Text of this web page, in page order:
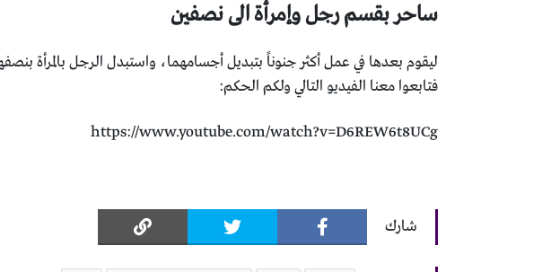
ساحر بقسم رجل وإمرأة الى نصفين
ليقوم بعدها في عمل أكثر جنوناً بتبديل أجسامهما، واستبدل الرجل بالمرأة
فتابعوا معنا الفيديو التالي ولكم الحكم:
https://www.youtube.com/watch?v=D6REW6t8UCg
شارك